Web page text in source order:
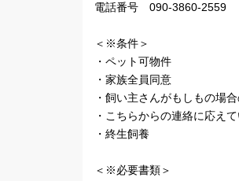
電話番号 090-3860-2559
＜※条件＞
・ペット可物件
・家族全員同意
・飼い主さんがもしもの場
・こちらからの連絡に応えて
・終生飼養
＜※必要書類＞